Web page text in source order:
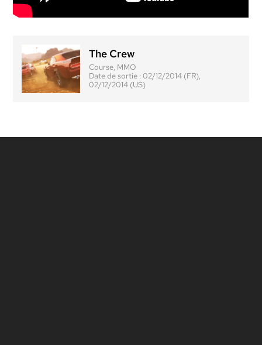
The Crew
Course, MMO
Date de sortie :02/12/2014 (FR),
02/12/2014 (US)